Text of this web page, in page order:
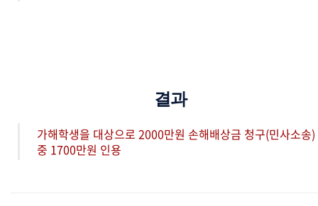
결과
가해학생을 대상으로 2000만원 손해배상금 청구(민사소송)
중 1700만원 인용